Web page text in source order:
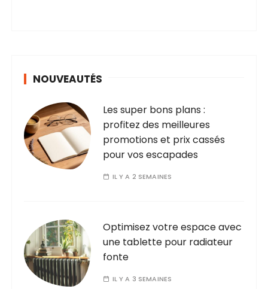
NOUVEAUTÉS
Les super bons plans :
profitez des meilleures
promotions et prix cassés
pour vos escapades
IL Y A 2 SEMAINES
Optimisez votre espace avec
une tablette pour radiateur
fonte
IL Y A 3 SEMAINES